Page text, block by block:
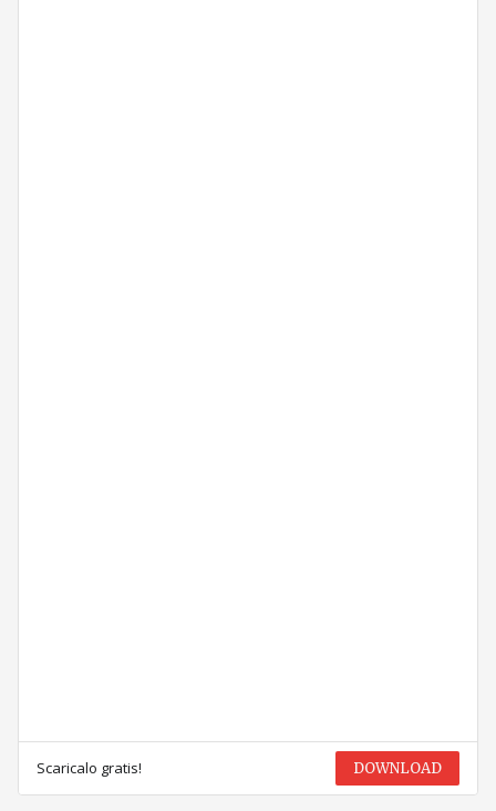
Scaricalo gratis! DOWNLOAD